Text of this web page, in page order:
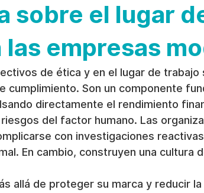
sobre el lugar
las empresas
de ética y en el lugar de trabajo
cumplimiento. Son un componente
directamente el rendimiento
del factor humano. Las
con investigaciones
En cambio, construyen una cultura
allá de proteger su marca y reducir